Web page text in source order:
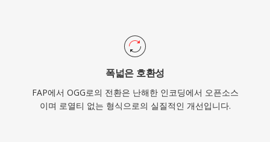
폭넓은 호환성
FAP에서 OGG로의 전환은 난해한 인코딩에서 오픈소스
이며 로열티 없는 형식으로의 실질적인 개선입니다.